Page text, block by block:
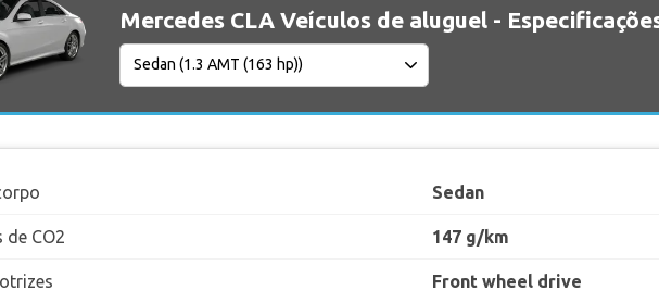
Mercedes CLA Veículos de aluguel -
Sedan
de CO2 147 g/km
Front wheel drive